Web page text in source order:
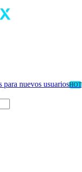
para nuevos usuariosHOT